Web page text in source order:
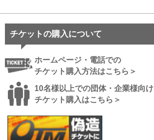
チケットの購入について
ホームページ・電話での
チケット購入方法はこちら＞
10名様以上での団体・企業様向け
チケット購入はこちら＞